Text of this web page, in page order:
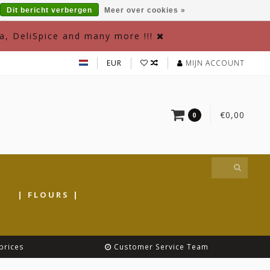
DeliSpice and many more !!!
EUR MIJN ACCOUNT
0 €0,00
| FLOURS |
Customer Service Team
Dit bericht verbergen Meer over cookies »